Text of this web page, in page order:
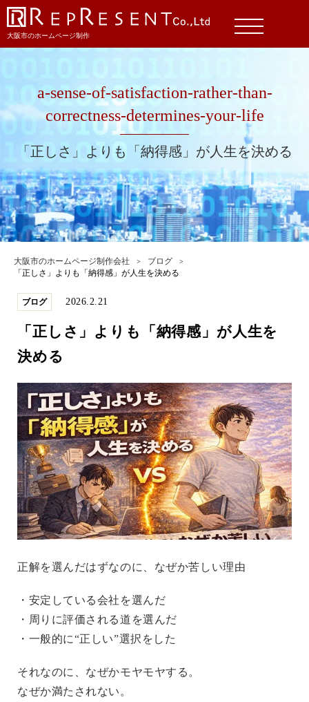
大阪市のホームページ制作
a-sense-of-satisfaction-rather-than-
correctness-determines-your-life
「正しさ」よりも「納得感」が人生を決める
大阪市のホームページ制作会社
ブログ
「正しさ」よりも「納得感」が人生を決める
ブログ 2026.2.21
「正しさ」よりも「納得感」が人生を
決める
正解を選んだはずなのに、なぜか苦しい理由
・安定している会社を選んだ
・周りに評価される道を選んだ
・一般的に“正しい”選択をした
それなのに、なぜかモヤモヤする。
なぜか満たされない。